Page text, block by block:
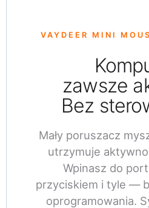
VAYDEER MINI
zawsze
Bez
Mały poruszacz
utrzymuje
Wpinasz do
przyciskiem i tyle —
oprogramowania.